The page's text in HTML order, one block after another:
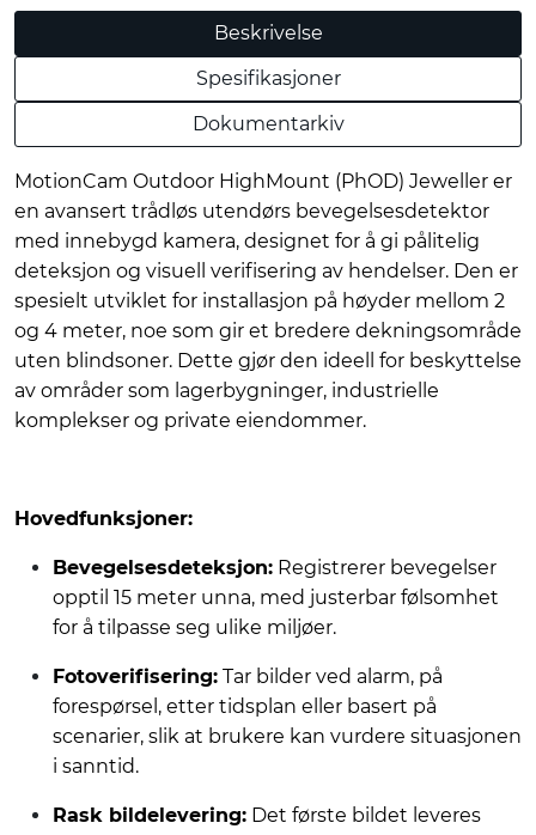
Beskrivelse
Spesifikasjoner
Dokumentarkiv
MotionCam Outdoor HighMount (PhOD) Jeweller er
en avansert trådløs utendørs bevegelsesdetektor
med innebygd kamera, designet for å gi pålitelig
deteksjon og visuell verifisering av hendelser. Den er
spesielt utviklet for installasjon på høyder mellom 2
og 4 meter, noe som gir et bredere dekningsområde
uten blindsoner. Dette gjør den ideell for beskyttelse
av områder som lagerbygninger, industrielle
komplekser og private eiendommer.
Hovedfunksjoner:
Bevegelsesdeteksjon: Registrerer bevegelser
opptil 15 meter unna, med justerbar følsomhet
for å tilpasse seg ulike miljøer.
Fotoverifisering: Tar bilder ved alarm, på
forespørsel, etter tidsplan eller basert på
scenarier, slik at brukere kan vurdere situasjonen
i sanntid.
Rask bildelevering: Det første bildet leveres